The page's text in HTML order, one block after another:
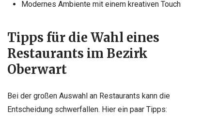
Modernes Ambiente mit einem kreativen Touch
Tipps für die Wahl eines
Restaurants im Bezirk
Oberwart
Bei der großen Auswahl an Restaurants kann die
Entscheidung schwerfallen. Hier ein paar Tipps: